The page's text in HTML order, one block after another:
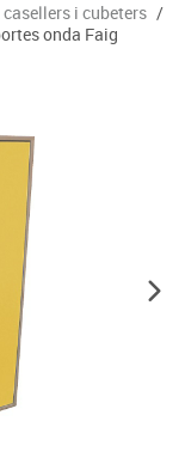
i cubeters /
onda Faig